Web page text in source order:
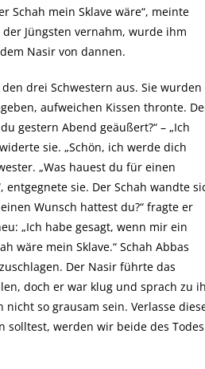
Schah mein Sklave wäre“, meinte
Jüngsten vernahm, wurde ihm
Nasir von dannen.
drei Schwestern aus. Sie wurden
aufweichen Kissen thronte.
gestern Abend geäußert?“ – „Ich
sie. „Schön, ich werde dich
„Was hauest du für einen
entgegnete sie. Der Schah wandte
Wunsch hattest du?“ fragte er
„Ich habe gesagt, wenn mir ein
wäre mein Sklave.“ Schah Abbas
Der Nasir führte das
doch er war klug und sprach zu
so grausam sein. Verlasse
solltest, werden wir beide des Todes